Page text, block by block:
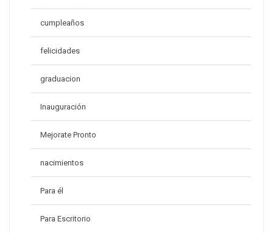
cumpleaños
felicidades
graduacion
Inauguración
Mejorate Pronto
nacimientos
Para él
Para Escritorio